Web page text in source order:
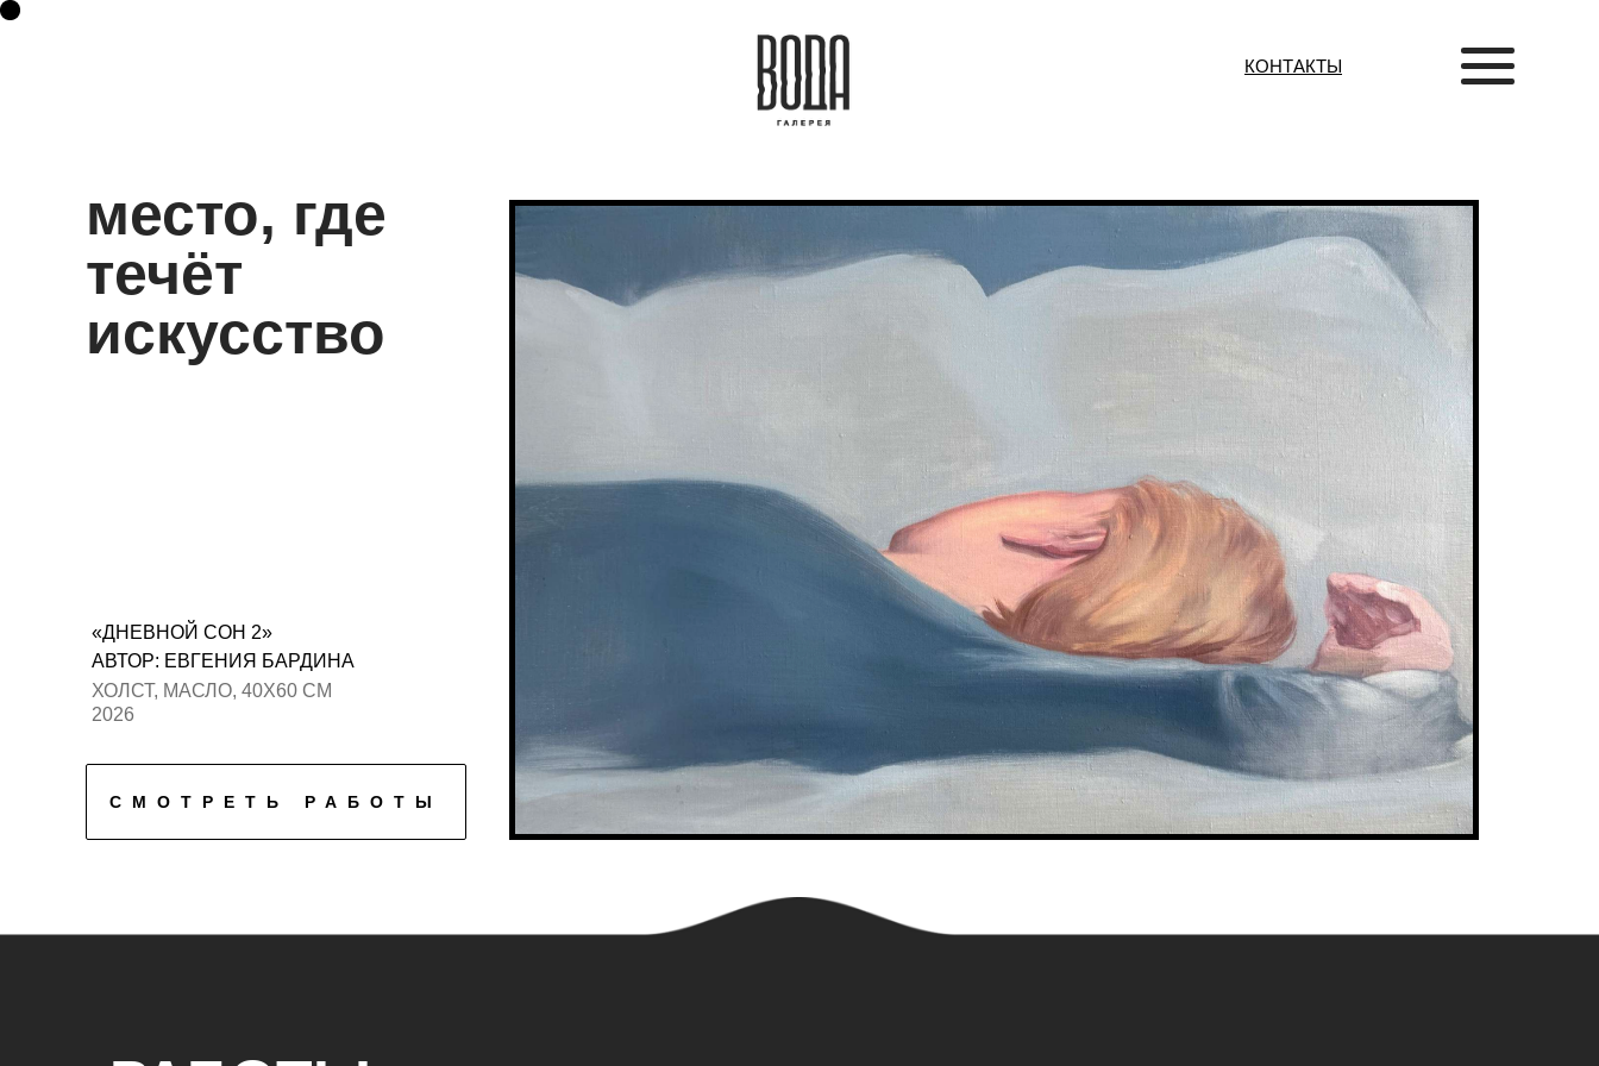
КОНТАКТЫ
место, где
течёт
искусство
«ДНЕВНОЙ СОН 2»
АВТОР: ЕВГЕНИЯ БАРДИНА
ХОЛСТ, МАСЛО, 40Х60 СМ
2026
СМОТРЕТЬ РАБОТЫ